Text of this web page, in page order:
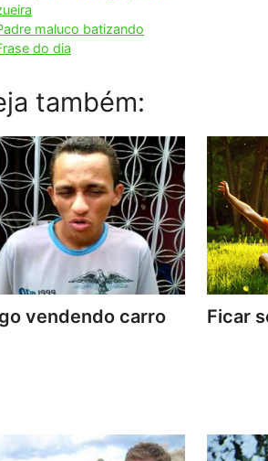
maluco batizando
do dia
também:
vendendo carro Ficar